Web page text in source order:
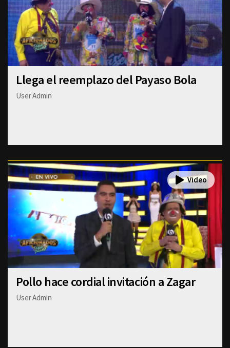
Llega el reemplazo del Payaso Bola
User Admin
Pollo hace cordial invitación a Zagar
User Admin